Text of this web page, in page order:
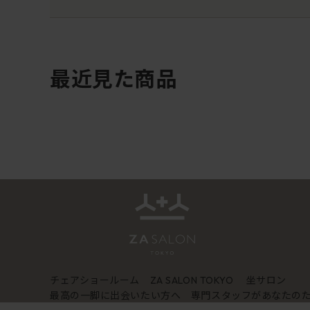
最近見た商品
チェアショールーム ZA SALON TOKYO
坐サロン
最高の一脚に出会いたい方へ 専門スタッフがあなたの